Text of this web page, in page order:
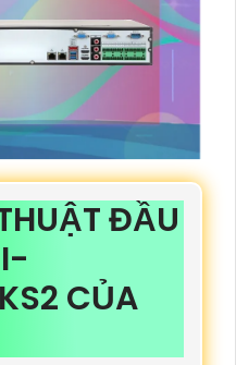
ĐẦU
CỦA